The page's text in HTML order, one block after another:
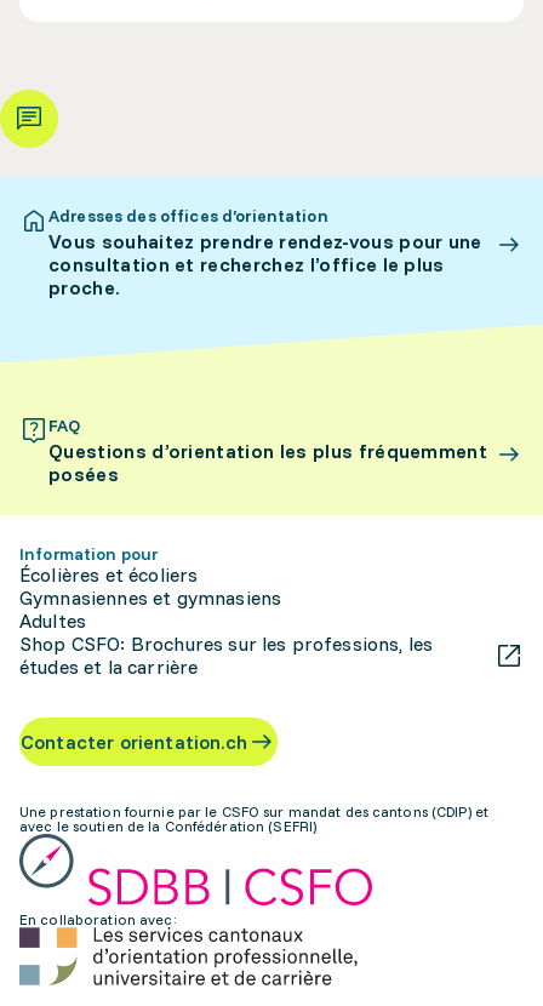
Adresses des offices d’orientation
Vous souhaitez prendre rendez-vous pour une
consultation et recherchez l’office le plus
proche.
FAQ
Questions d’orientation les plus fréquemment
posées
Information pour
Écolières et écoliers
Gymnasiennes et gymnasiens
Adultes
Shop CSFO: Brochures sur les professions, les
études et la carrière
Contacter orientation.ch
Une prestation fournie par le CSFO sur mandat des cantons (CDIP) et
avec le soutien de la Confédération (SEFRI)
En collaboration avec: